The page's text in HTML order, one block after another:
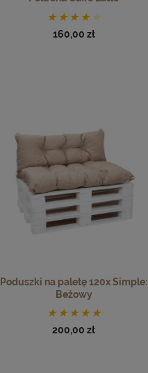
160,00 zł
Poduszki na paletę 120x Simple:
Beżowy
200,00 zł